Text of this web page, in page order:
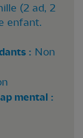
(2 ad, 2
enfant.
: Non
mental :